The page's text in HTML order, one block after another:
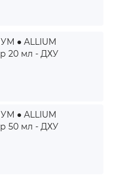
● ALLIUM
20 мл - ДХУ
● ALLIUM
50 мл - ДХУ